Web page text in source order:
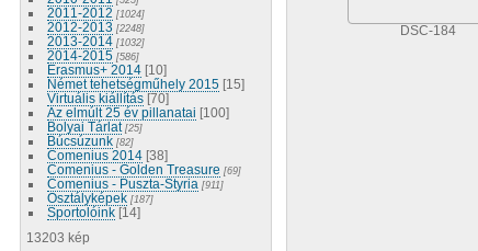
2011-2012 [1024]
2012-2013 [2248]
2013-2014 [1032]
2014-2015 [586]
Erasmus+ 2014 [10]
Német tehetségműhely 2015 [15]
Virtuális kiállítás [70]
Az elmúlt 25 év pillanatai [100]
Bolyai Tárlat [25]
Búcsúzunk [82]
Comenius 2014 [38]
Comenius - Golden Treasure [69]
Comenius - Puszta-Styria [911]
Osztályképek [187]
Sportolóink [14]
13203 kép
DSC-184